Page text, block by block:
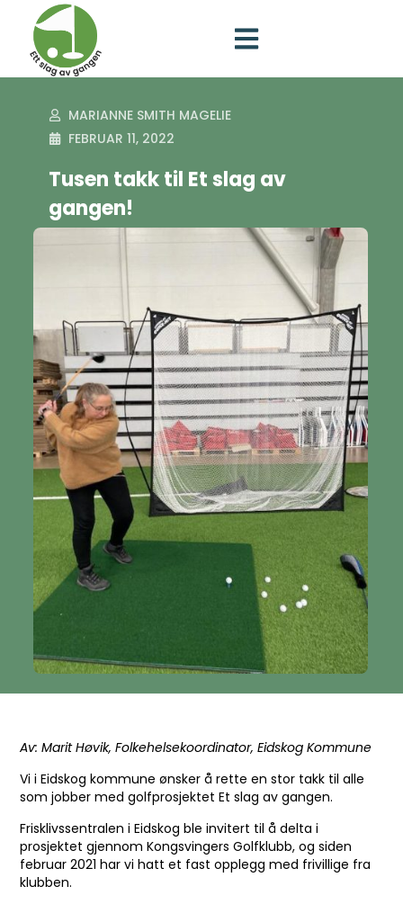
MARIANNE SMITH MAGELIE
FEBRUAR 11, 2022
Tusen takk til Et slag av
gangen!
Av: Marit Høvik, Folkehelsekoordinator, Eidskog Kommune
Vi i Eidskog kommune ønsker å rette en stor takk til alle
som jobber med golfprosjektet Et slag av gangen.
Frisklivssentralen i Eidskog ble invitert til å delta i
prosjektet gjennom Kongsvingers Golfklubb, og siden
februar 2021 har vi hatt et fast opplegg med frivillige fra
klubben.